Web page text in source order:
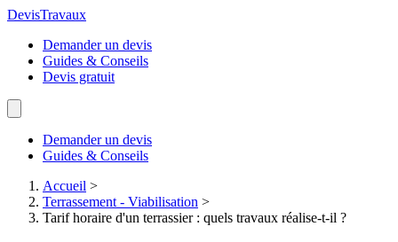
DevisTravaux
Demander un devis
Guides & Conseils
Devis gratuit
Demander un devis
Guides & Conseils
Accueil >
Terrassement - Viabilisation >
Tarif horaire d'un terrassier : quels travaux réalise-t-il ?